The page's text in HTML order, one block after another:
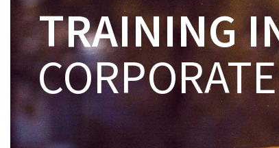
TRAINING